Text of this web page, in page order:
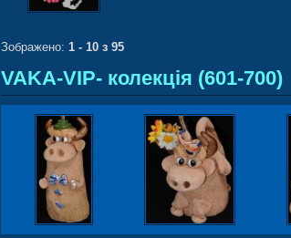
Зображено: 1 - 10 з 95
VAKA-VIP- колекція (601-700)